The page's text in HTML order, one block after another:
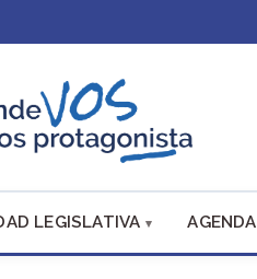
LEGISLATIVA AGENDA